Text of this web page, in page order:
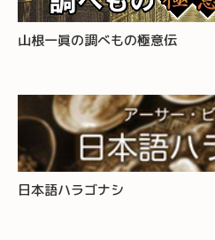
山根一眞の調べもの極意伝
日本語ハラゴナシ